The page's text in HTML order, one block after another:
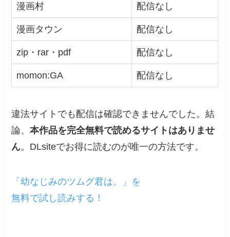
漫画村 配信なし
漫画タウン 配信なし
zip・rar・pdf 配信なし
momon:GA 配信なし
違法サイトでも配信は確認できませんでした。結
論、本作品を完全無料で読めるサイトはありませ
ん。DLsiteでお得に読むのが唯一の方法です。
「幼なじみのツムグ君は。」を
無料で試し読みする！